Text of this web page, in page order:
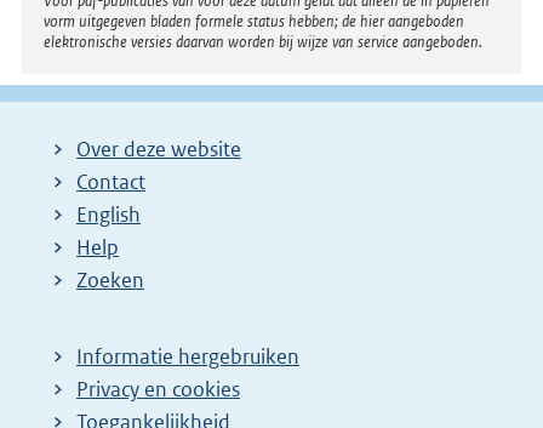
vorm uitgegeven bladen formele status hebben; de hier aangeboden
elektronische versies daarvan worden bij wijze van service aangeboden.
Over deze website
Contact
English
Help
Zoeken
Informatie hergebruiken
Privacy en cookies
Toegankelijkheid